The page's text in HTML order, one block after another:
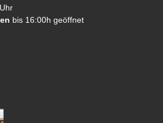
bis 16:00h geöffnet